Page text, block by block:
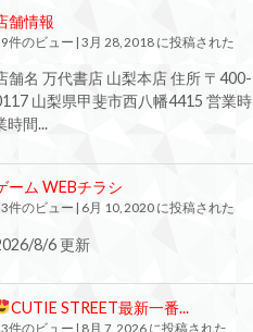
舗情報
件のビュー 3月 28, 2018 に投稿された
舗名 万代書店 山梨本店 住所 〒400-
山梨県甲斐市西八幡4415 営業時
時間...
ーム WEBチラシ
件のビュー 6月 10, 2020 に投稿された
8/6 更新
CUTIE STREET最新一番...
件のビュー | 8月 7, 2026 に投稿された